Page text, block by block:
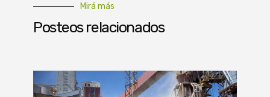
Mirá más
Posteos relacionados